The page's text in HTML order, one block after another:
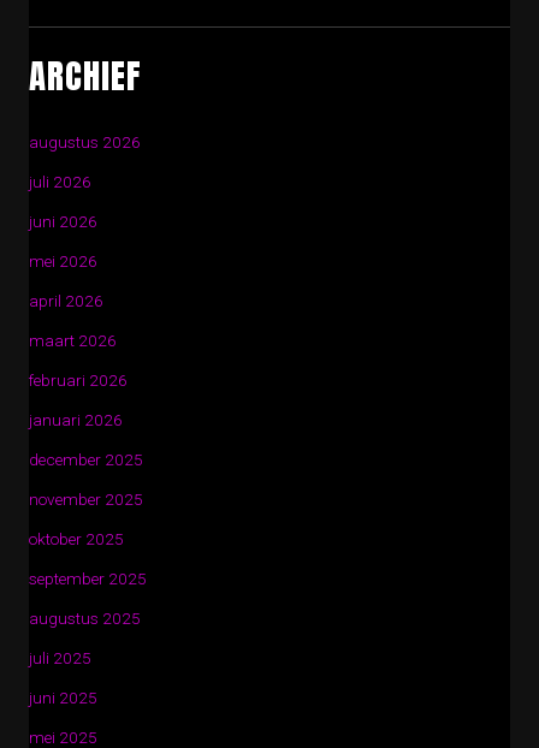
ARCHIEF
augustus 2026
juli 2026
juni 2026
mei 2026
april 2026
maart 2026
februari 2026
januari 2026
december 2025
november 2025
oktober 2025
september 2025
augustus 2025
juli 2025
juni 2025
mei 2025